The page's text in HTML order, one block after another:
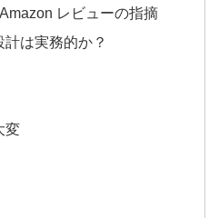
レビューの指摘
は実務的か？
変